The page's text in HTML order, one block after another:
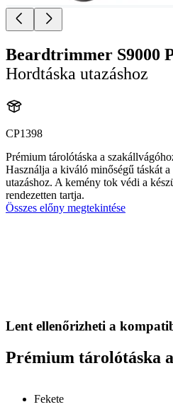
Beardtrimmer S9000
Hordtáska utazáshoz
CP1398
Prémium tárolótáska a
Használja a kiváló minőségű táskát
utazáshoz. A kemény tok védi a
rendezetten tartja.
Összes előny megtekintése
Lent ellenőrizheti a
Prémium tárolótáska
Fekete